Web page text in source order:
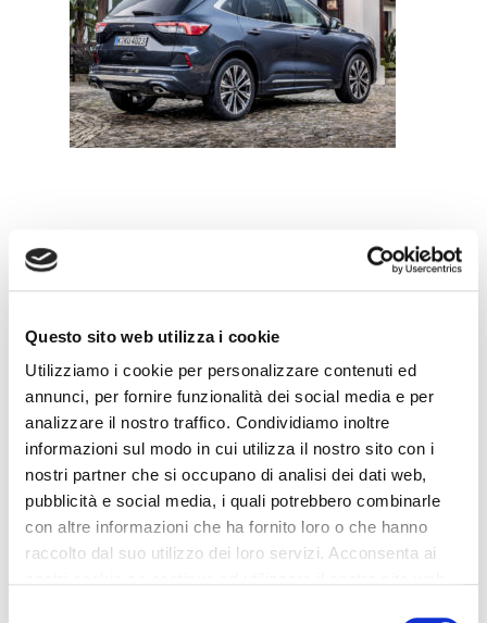
Questo sito web utilizza i cookie
Utilizziamo i cookie per personalizzare contenuti ed
annunci, per fornire funzionalità dei social media e per
analizzare il nostro traffico. Condividiamo inoltre
informazioni sul modo in cui utilizza il nostro sito con i
nostri partner che si occupano di analisi dei dati web,
pubblicità e social media, i quali potrebbero combinarle
con altre informazioni che ha fornito loro o che hanno
raccolto dal suo utilizzo dei loro servizi. Acconsenta ai
Leave a Reply